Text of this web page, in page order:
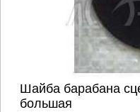
Шайба барабана
большая